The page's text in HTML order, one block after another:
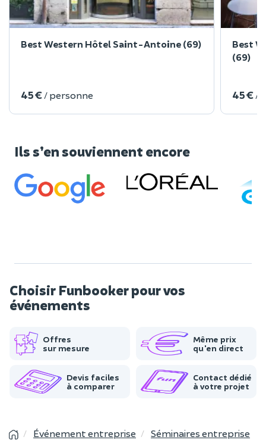
Best Western Hôtel Saint-Antoine (69)
45 € / personne
Best
(69)
45 € /
Ils s’en souviennent encore
Choisir Funbooker pour vos
événements
Offres
sur mesure
Même prix
qu'en direct
Devis faciles
à comparer
Contact dédié
à votre projet
Événement entreprise
Séminaires entreprise